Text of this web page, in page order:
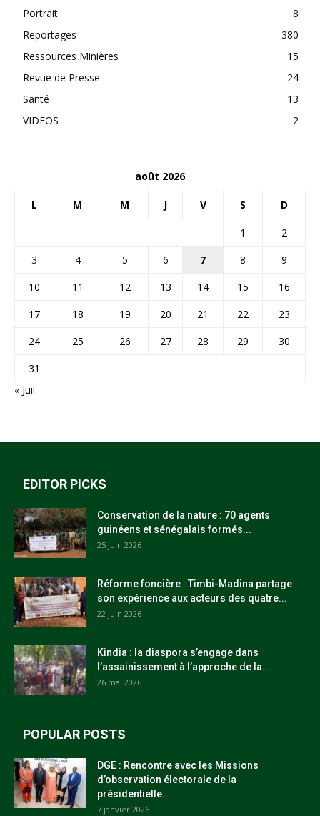
Portrait
8
Reportages
380
Ressources Minières
15
Revue de Presse
24
Santé
13
VIDEOS
2
août 2026
L M M J V S D
1
2
3
4 5 6 7 8
9
10
11 12 13 14 15
16
17
18 19 20 21 22
23
24
25 26 27 28 29
30
31
« Juil
EDITOR PICKS
Conservation de la nature : 70 agents
guinéens et sénégalais formés...
25 juin 2026
Réforme foncière : Timbi-Madina partage
son expérience aux acteurs des quatre...
22 juin 2026
Kindia : la diaspora s’engage dans
l’assainissement à l’approche de la...
26 mai 2026
POPULAR POSTS
DGE : Rencontre avec les Missions
d’observation électorale de la
présidentielle...
7 janvier 2026